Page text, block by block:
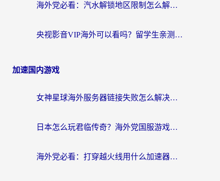
海外党必看：汽水解锁地区限制怎么解除？3招解决国内影音&生活服务难题
央视影音VIP海外可以看吗？留学生亲测有效的回国加速器选择指南
加速国内游戏
女神星球海外服务器链接失败怎么解决？海外党国服游戏加速避坑指南
日本怎么玩君临传奇？海外党国服游戏加速避坑指南（附菲律宾欧洲玩家实测）
海外党必看：打穿越火线用什么加速器？解决延迟卡顿，还能玩奇妙拼图世界和第五人格